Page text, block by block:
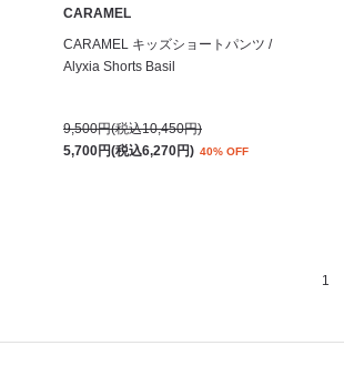
CARAMEL
CARAMEL キッズショートパンツ /
Alyxia Shorts Basil
9,500円(税込10,450円)
5,700円(税込6,270円) 40% OFF
1